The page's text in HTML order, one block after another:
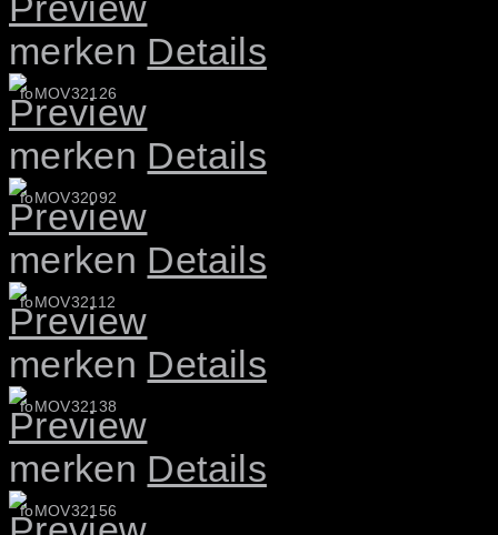
merken Details
foMOV32126
merken Details
foMOV32092
merken Details
foMOV32112
merken Details
foMOV32138
merken Details
foMOV32156